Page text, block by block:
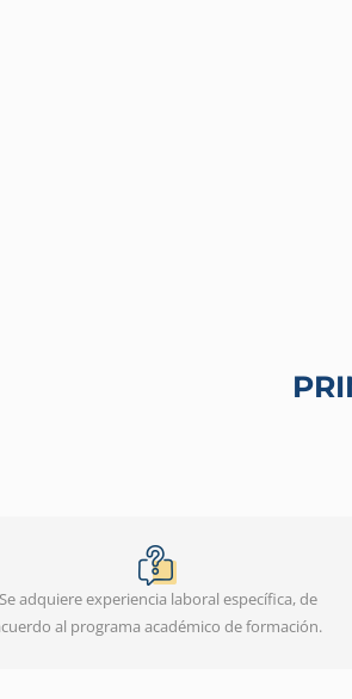
Se adquiere experiencia laboral específica, de
al programa académico de formación.